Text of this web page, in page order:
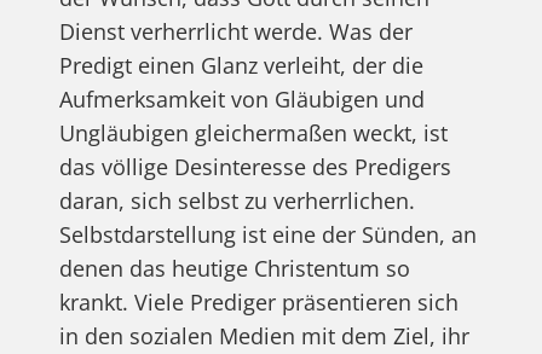
Dienst verherrlicht werde. Was der
Predigt einen Glanz verleiht, der die
Aufmerksamkeit von Gläubigen und
Ungläubigen gleichermaßen weckt, ist
das völlige Desinteresse des Predigers
daran, sich selbst zu verherrlichen.
Selbstdarstellung ist eine der Sünden, an
denen das heutige Christentum so
krankt. Viele Prediger präsentieren sich
in den sozialen Medien mit dem Ziel, ihr